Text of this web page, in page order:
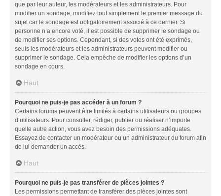
que par leur auteur, les modérateurs et les administrateurs. Pour
modifier un sondage, modifiez tout simplement le premier message du
sujet car le sondage est obligatoirement associé à ce dernier. Si
personne n’a encore voté, il est possible de supprimer le sondage ou
de modifier ses options. Cependant, si des votes ont été exprimés,
seuls les modérateurs et les administrateurs peuvent modifier ou
supprimer le sondage. Cela empêche de modifier les options d’un
sondage en cours.
Haut
Pourquoi ne puis-je pas accéder à un forum ?
Certains forums peuvent être limités à certains utilisateurs ou groupes
d’utilisateurs. Pour consulter, rédiger, publier ou réaliser n’importe
quelle autre action, vous avez besoin des permissions adéquates.
Essayez de contacter un modérateur ou un administrateur du forum afin
de lui demander un accès.
Haut
Pourquoi ne puis-je pas transférer de pièces jointes ?
Les permissions permettant de transférer des pièces jointes sont